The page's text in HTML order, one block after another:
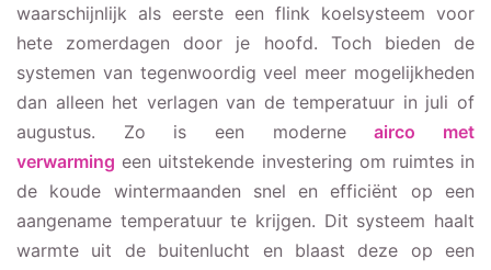
waarschijnlijk als eerste een flink koelsysteem voor
hete zomerdagen door je hoofd. Toch bieden de
systemen van tegenwoordig veel meer mogelijkheden
dan alleen het verlagen van de temperatuur in juli of
augustus. Zo is een moderneairco met
verwarming een uitstekende investering om ruimtes in
de koude wintermaanden snel en efficiënt op een
aangename temperatuur te krijgen. Dit systeem haalt
warmte uit de buitenlucht en blaast deze op een